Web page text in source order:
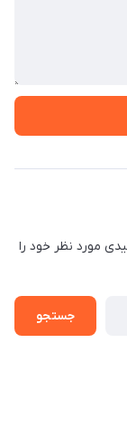
مورد نظر خود را
جستجو